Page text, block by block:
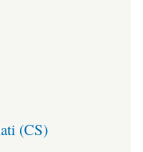
(CS)